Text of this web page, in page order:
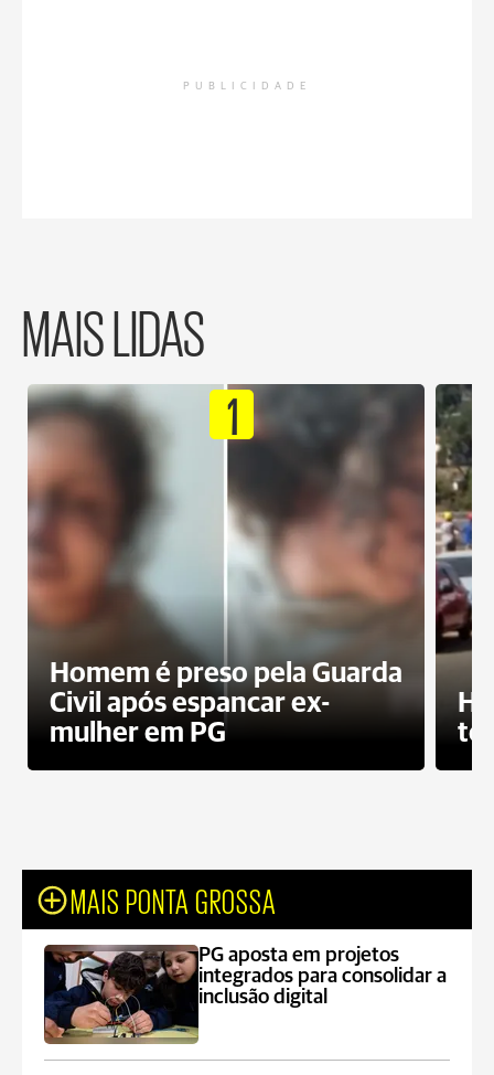
PUBLICIDADE
MAIS LIDAS
1
Homem é preso pela Guarda
Civil após espancar ex-
mulher em PG
MAIS PONTA GROSSA
PG aposta em projetos
integrados para consolidar a
inclusão digital